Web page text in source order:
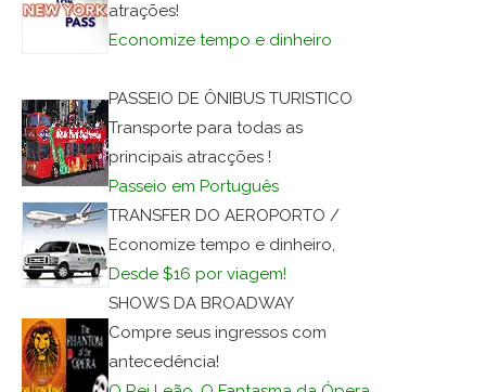
atrações!
Economize tempo e dinheiro
PASSEIO DE ÔNIBUS TURISTICO
Transporte para todas as
principais atracções !
Passeio em Português
TRANSFER DO AEROPORTO /
Economize tempo e dinheiro,
Desde $16 por viagem!
SHOWS DA BROADWAY
Compre seus ingressos com
antecedência!